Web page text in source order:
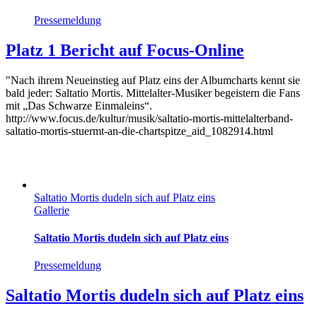
Pressemeldung
Platz 1 Bericht auf Focus-Online
"Nach ihrem Neueinstieg auf Platz eins der Albumcharts kennt sie
bald jeder: Saltatio Mortis. Mittelalter-Musiker begeistern die Fans
mit „Das Schwarze Einmaleins“.
http://www.focus.de/kultur/musik/saltatio-mortis-mittelalterband-
saltatio-mortis-stuermt-an-die-chartspitze_aid_1082914.html
Saltatio Mortis dudeln sich auf Platz eins
Gallerie
Saltatio Mortis dudeln sich auf Platz eins
Pressemeldung
Saltatio Mortis dudeln sich auf Platz eins